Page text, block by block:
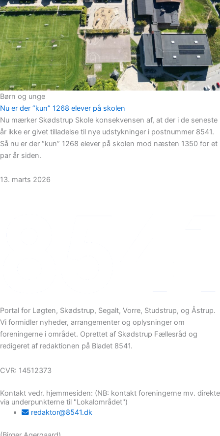
Børn og unge
Nu er der “kun” 1268 elever på skolen
Nu mærker Skødstrup Skole konsekvensen af, at der i de seneste
år ikke er givet tilladelse til nye udstykninger i postnummer 8541.
Så nu er der “kun” 1268 elever på skolen mod næsten 1350 for et
par år siden.
13. marts 2026
Portal for Løgten, Skødstrup, Segalt, Vorre, Studstrup, og Åstrup.
Vi formidler nyheder, arrangementer og oplysninger om
foreningerne i området. Oprettet af Skødstrup Fællesråd og
redigeret af redaktionen på Bladet 8541.
CVR: 14512373
Kontakt vedr. hjemmesiden: (NB: kontakt foreningerne mv. direkte
via underpunkterne til "Lokalområdet")
redaktor@8541.dk